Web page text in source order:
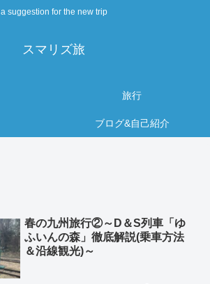
a suggestion for the new trip
スマリズ旅
旅行
ブログ&自己紹介
春の九州旅行②～D＆S列車「ゆ
ふいんの森」徹底解説(乗車方法
＆沿線観光)～